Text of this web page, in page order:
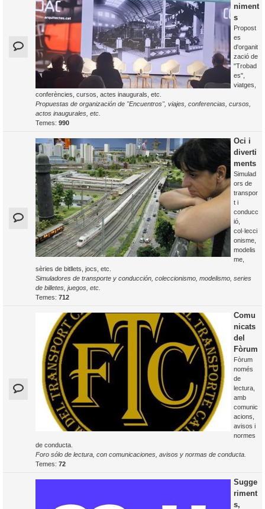
niment
s
Propost
es
d'organit
zació de
"Trobad
es",
viatges,
conferències, cursos, actes inaugurals, etc.
Propuestas de organización de "Encuentros", viajes, conferencias, cursos,
actos inaugurales, etc.
Temes: 990
Oci i
diverti
ments
Simulad
ors de
transpor
t i
conducc
ió,
col·lecci
onisme,
modelis
me,
sèries de bitllets, jocs, etc.
Simuladores de transporte y conducción, coleccionismo, modelismo, series
de billetes, juegos, etc.
Temes: 712
Comu
nicats
del
Fòrum
Fòrum
només
de
lectura,
amb
comunic
acions,
avisos i
normes
de conducta.
Foro sólo de lectura, con comunicaciones, avisos y normas de conducta.
Temes: 72
Sugge
riment
s,